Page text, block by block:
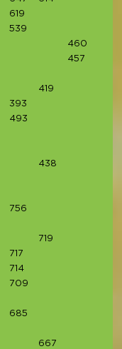
619
539
460
457
419
393
493
438
756
719
717
714
709
685
667